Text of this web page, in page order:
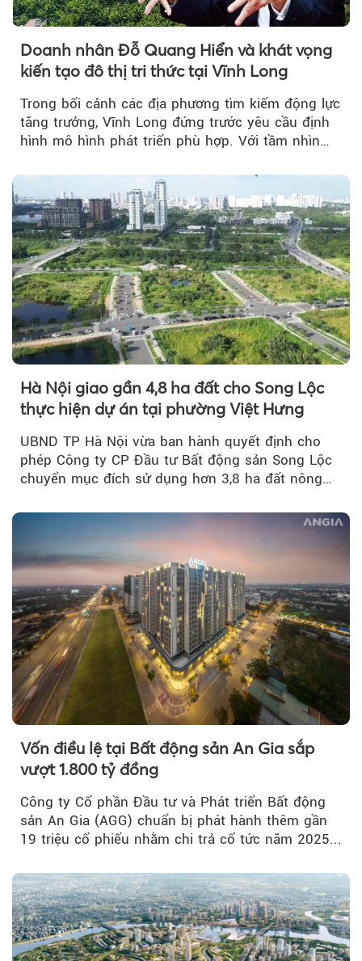
Doanh nhân Đỗ Quang Hiển và khát vọng
kiến tạo đô thị tri thức tại Vĩnh Long
Trong bối cảnh các địa phương tìm kiếm động lực
tăng trưởng, Vĩnh Long đứng trước yêu cầu định
hình mô hình phát triển phù hợp. Với tầm nhìn
Hà Nội giao gần 4,8 ha đất cho Song Lộc
thực hiện dự án tại phường Việt Hưng
UBND TP Hà Nội vừa ban hành quyết định cho
phép Công ty CP Đầu tư Bất động sản Song Lộc
chuyển mục đích sử dụng hơn 3,8 ha đất nông
Vốn điều lệ tại Bất động sản An Gia sắp
vượt 1.800 tỷ đồng
Công ty Cổ phần Đầu tư và Phát triển Bất động
sản An Gia (AGG) chuẩn bị phát hành thêm gần
19 triệu cổ phiếu nhằm chi trả cổ tức năm 2025...